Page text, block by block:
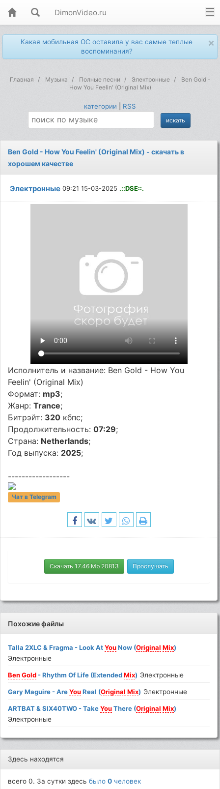
DimonVideo.ru
×
Какая мобильная ОС оставила у вас самые теплые
воспоминания?
Главная Музыка Полные песни Электронные
Ben Gold -
How You Feelin' (Original Mix)
категории RSS
Ben Gold - How You Feelin' (Original Mix) - скачать в
хорошем качестве
Электронные 09:21 15-03-2025 .::DSE::.
Исполнитель и название: Ben Gold - How You
Feelin' (Original Mix)
Формат: mp3;
Жанр:Trance;
Битрэйт: 320 кбпс;
Продолжительность:07:29;
Страна: Netherlands;
Год выпуска: 2025;
------------------
Чат в Telegram
Скачать 17.46 Mb 20813 Прослушать
Похожие файлы
Talla 2XLC & Fragma - Look AtYouNow (Original Mix)
Электронные
Ben Gold - Rhythm Of Life (ExtendedMix) Электронные
Gary Maguire - AreYouReal (Original Mix) Электронные
ARTBAT & SIX40TWO - TakeYouThere (Original Mix)
Электронные
Здесь находятся
всего 0. За сутки здесьбыло0 человек